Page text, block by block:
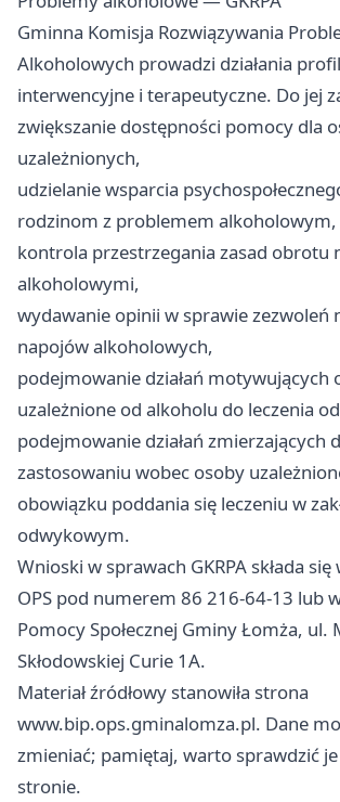
Gminna Komisja Rozwiązywania
Alkoholowych prowadzi działania
interwencyjne i terapeutyczne. Do jej
zwiększanie dostępności pomocy dla
uzależnionych,
udzielanie wsparcia
rodzinom z problemem alkoholowym,
kontrola przestrzegania zasad obrotu
alkoholowymi,
wydawanie opinii w sprawie zezwoleń
napojów alkoholowych,
podejmowanie działań motywujących
uzależnione od alkoholu do leczenia
podejmowanie działań zmierzających
zastosowaniu wobec osoby
obowiązku poddania się leczeniu w
odwykowym.
Wnioski w sprawach GKRPA składa
OPS pod numerem 86 216-64-13 lub
Pomocy Społecznej Gminy Łomża, ul.
Skłodowskiej Curie 1A.
Materiał źródłowy stanowiła strona
www.bip.ops.gminalomza.pl. Dane
zmieniać; pamiętaj, warto sprawdzić
stronie.